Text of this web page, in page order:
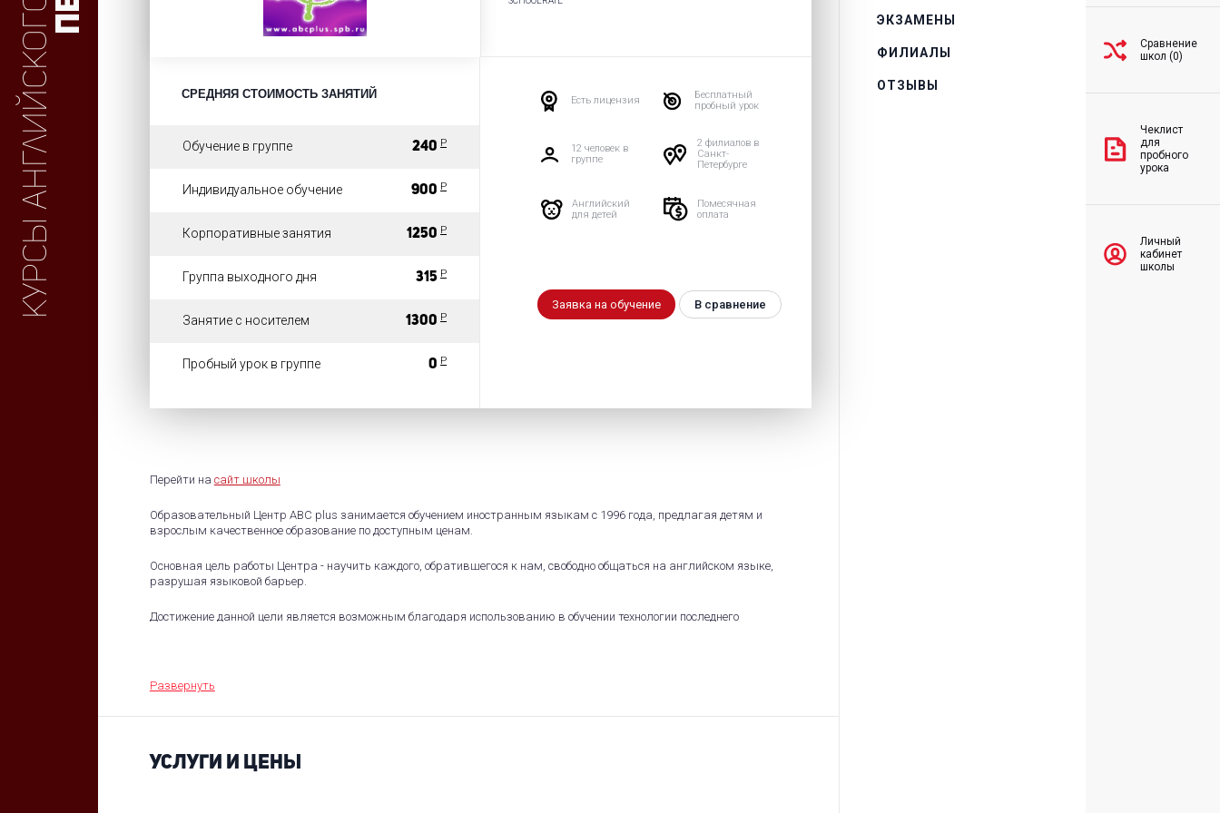
Курсы английского СРЕДНЯЯ СТОИМОСТЬ ЗАНЯТИЙ
Обучение в группе 240 Р
Индивидуальное обучение 900 Р
Корпоративные занятия 1250 Р
Группа выходного дня 315 Р
Занятие с носителем 1300 Р
Пробный урок в группе 0 P
Есть лицензия
Бесплатный
пробный урок
12 человек в
группе
2 филиалов в
Санкт-
Петербурге
Английский
для детей
Помесячная
оплата
Заявка на обучение В сравнение
Перейти на сайт школы
Образовательный Центр ABC plus занимается обучением иностранным языкам с 1996 года, предлагая детям и
взрослым качественное образование по доступным ценам.
Основная цель работы Центра - научить каждого, обратившегося к нам, свободно общаться на английском языке,
разрушая языковой барьер.
Достижение данной цели является возможным благодаря использованию в обучении технологии последнего
Главное для Центра - это качественное обучение и положительный результат, который отмечает большинство
которыми обладают все сотрудники компании.
Развернуть
УСЛУГИ И ЦЕНЫ
ЭКЗАМЕНЫ
ФИЛИАЛЫ
ОТЗЫВЫ
Сравнение
школ (0)
Чеклист
для
пробного
урока
Личный
кабинет
школы